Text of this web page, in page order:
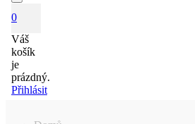
0
Váš
košík
je
prázdný.
Přihlásit